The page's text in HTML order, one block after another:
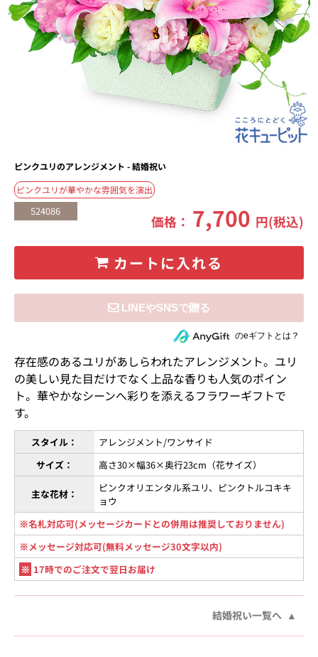
ピンクユリのアレンジメント - 結婚祝い
ピンクユリが華やかな雰囲気を演出
524086
価格： 7,700 円(税込)
カートに入れる
住所を知らない相手にeギフトで贈るのeギフトとは？
存在感のあるユリがあしらわれたアレンジメント。ユリ
の美しい見た目だけでなく上品な香りも人気のポイン
ト。華やかなシーンへ彩りを添えるフラワーギフトで
す。
スタイル：
アレンジメント/ワンサイド
サイズ：
高さ30×幅36×奥行23cm（花サイズ）
主な花材：
ピンクオリエンタル系ユリ、ピンクトルコキキ
ョウ
※名札対応可(メッセージカードとの併用は推奨しておりません)
※メッセージ対応可(無料メッセージ30文字以内)
※ 17時でのご注文で翌日お届け
結婚祝い一覧へ